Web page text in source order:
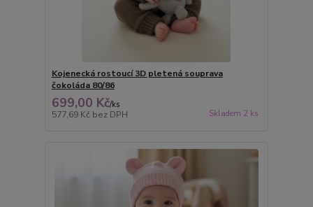
Kojenecká rostoucí 3D pletená souprava
čokoláda 80/86
699,00 Kč/ks
577,69 Kč bez DPH Skladem 2 ks